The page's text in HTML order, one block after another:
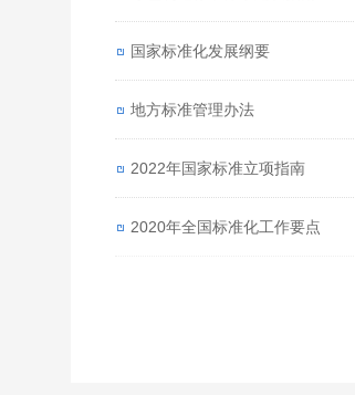
国家标准化发展纲要
地方标准管理办法
2022年国家标准立项指南
2020年全国标准化工作要点